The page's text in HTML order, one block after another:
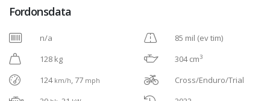
Fordonsdata
n/a
128 kg
124 km/h, 77 mph
85 mil (ev tim)
304 cm3
Cross/Enduro/Trial